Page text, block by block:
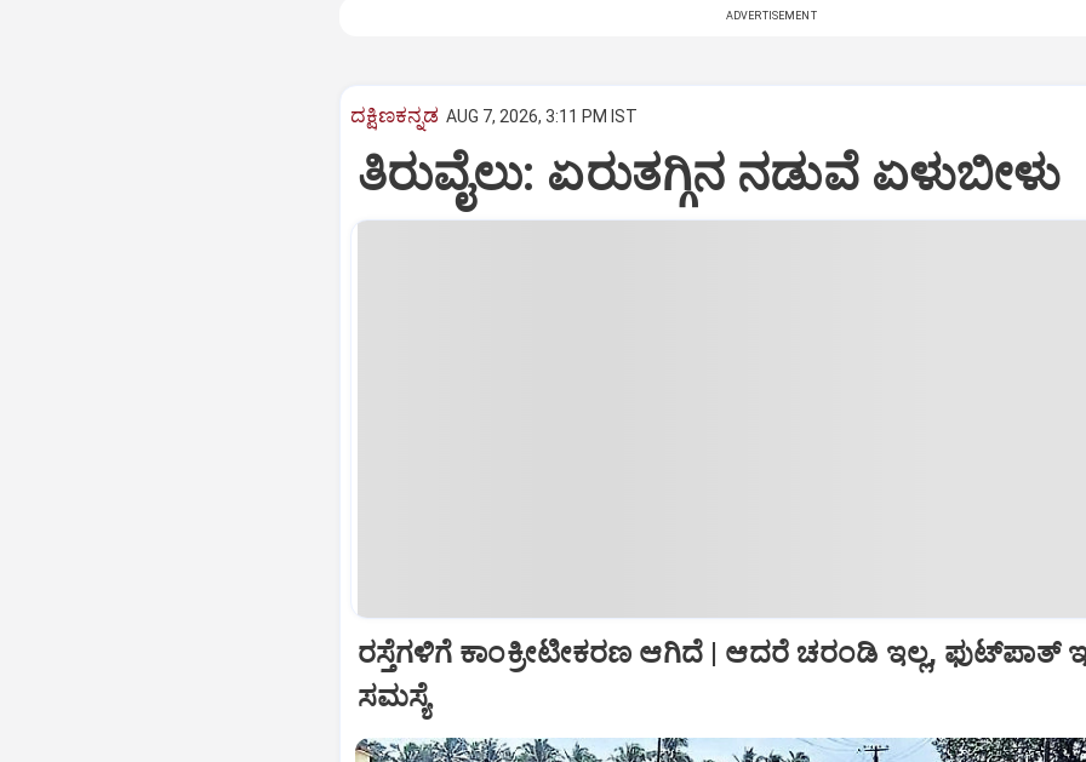
ADVERTISEMENT
ದಕ್ಷಿಣಕನ್ನಡ AUG 7, 2026, 3:11 PM IST
ತಿರುವೈಲು: ಏರುತಗ್ಗಿನ ನಡುವೆ ಏಳುಬೀಳು
ರಸ್ತೆಗಳಿಗೆ ಕಾಂಕ್ರೀಟೀಕರಣ ಆಗಿದೆ | ಆದರೆ ಚರಂಡಿ ಇಲ್ಲ, ಫುಟ್‌ಪಾತ್‌
ಸಮಸ್ಯೆ